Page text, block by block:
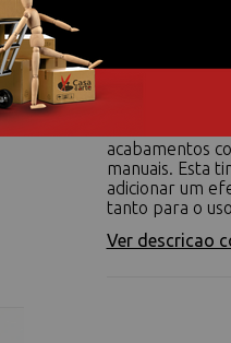
Kit Tempera
acabamentos
manuais. Esta
adicionar um
tanto para o
Ver descricao